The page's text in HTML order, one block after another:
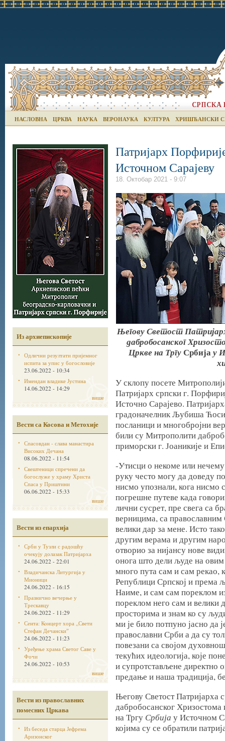
НАСЛОВНА ЦРКВА НАУКА ВЕРОНАУКА КУЛТУРА ХРИШЋАНСКИ
Из архиепископије
Одлични резултати пријемног
испита за упис у богословије
23.06.2022 - 10:34
Имендан владике Јустина
14.06.2022 - 14:29
више
Вести са Косова и Метохије
Спасовдан - слава манастира
Високих Дечана
08.06.2022 - 11:54
Свештеници спречени да
богослуже у храму Христа
Спаса у Приштини
06.06.2022 - 15:33
више
Вести из епархија
Срби у Тузли с радошћу
очекују долазак Патријарха
24.06.2022 - 22:01
Владичанска Литургија у
Мионици
24.06.2022 - 16:15
Празнично вечерње у
Трескавцу
24.06.2022 - 11:29
Сента: Концерт хора „Свети
Стефан Дечанскиˮ
24.06.2022 - 11:23
Уређење храма Светог Саве у
Фочи
24.06.2022 - 10:53
више
Вести из православних
помесних Цркава
Из беседа старца Јефрема
Аризонског
Патријарх
Источном Сарајеву
18. Октобар 2021 - 9:07
Његову Светост
дабробосанског
Цркве на ТргуСрбијау
У склопу посете
Патријарх српски г.
Источно Сарајево.
градоначелник Љубиша
посланици и многобројни
били су Митрополити
приморски г. Јоаникије и
-Утисци о некоме или
руку често могу да доведу
нисмо упознали, кога нисмо
погрешне путеве када
лични сусрет, пре свега са
верницима, са
велики дар за мене. Исто
другим верама и другим
отворио за нијансу нове
онога што дели људе на
много пута сам и сам рекао,
Републици Српској и према
Наиме, и сам сам пореклом
пореклом него сам и велики
просторима и знам ко су
ми је било потпуно јасно да
православни Срби а да су
повезани са својом
текућих идеологија, које
и супротстављене директно
предање и наша традиција,
Његову Светост Патријарха
дабробосанског Хризостома
на Тргу Србија у Источном
којима су се обратили